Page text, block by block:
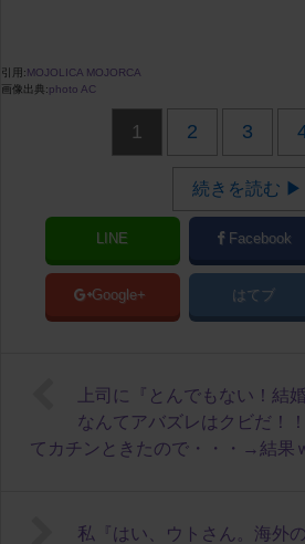
引用:MOJOLICA MOJORCA
画像出典:photo AC
1 2 3
続きを読む ▶
LINE Facebook
Google+ はてブ
上司に『とんでもない！結
なんてアバズレはクビだ！
てカチンときたので・・・→結果
私『はい、ウトさん。海外